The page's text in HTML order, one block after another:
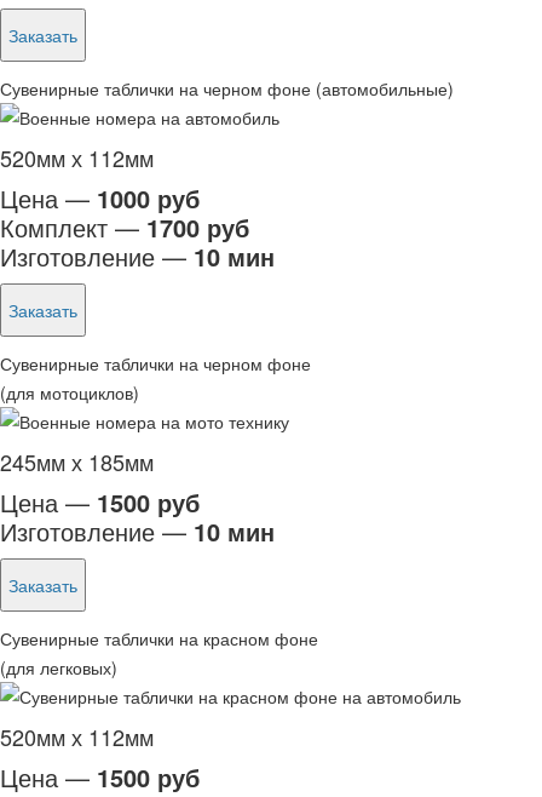
Заказать
Сувенирные таблички на черном фоне (автомобильные)
520мм х 112мм
Цена — 1000 руб
Комплект — 1700 руб
Изготовление — 10 мин
Заказать
Сувенирные таблички на черном фоне
(для мотоциклов)
245мм х 185мм
Цена — 1500 руб
Изготовление — 10 мин
Заказать
Сувенирные таблички на красном фоне
(для легковых)
520мм х 112мм
Цена — 1500 руб